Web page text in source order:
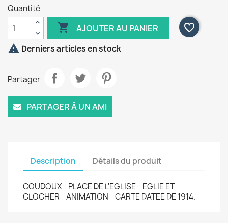
Quantité
 AJOUTER AU PANIER
favorite_border
 Derniers articles en stock
Partager
PARTAGER À UN AMI
Description Détails du produit
COUDOUX - PLACE DE L'EGLISE - EGLIE ET
CLOCHER - ANIMATION - CARTE DATEE DE 1914.